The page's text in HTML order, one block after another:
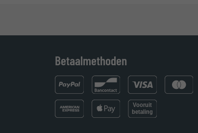
Betaalmethoden